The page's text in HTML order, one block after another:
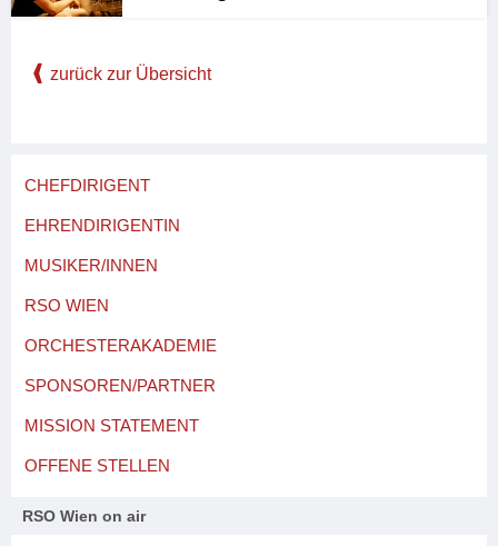
zurück zur Übersicht
CHEFDIRIGENT
EHRENDIRIGENTIN
MUSIKER/INNEN
RSO WIEN
ORCHESTERAKADEMIE
SPONSOREN/PARTNER
MISSION STATEMENT
OFFENE STELLEN
RSO Wien on air